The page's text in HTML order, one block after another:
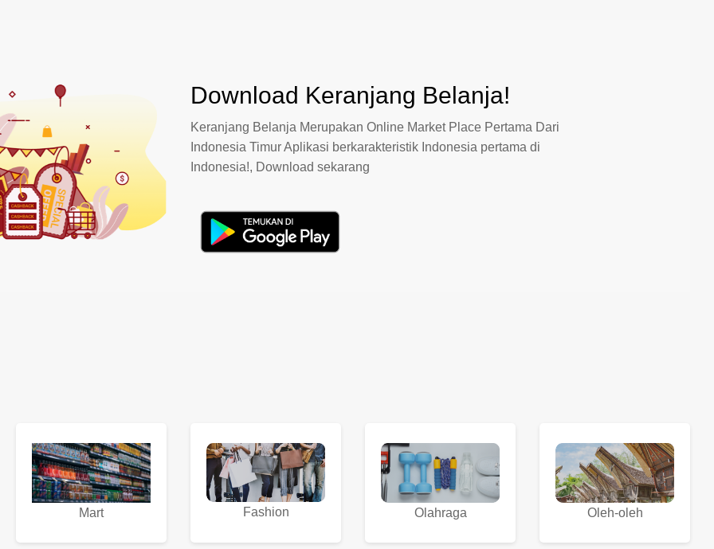
Download Keranjang Belanja!
Keranjang Belanja Merupakan Online Market Place Pertama Dari
Indonesia Timur Aplikasi berkarakteristik Indonesia pertama di
Indonesia!, Download sekarang
Mart Fashion Olahraga Oleh-oleh